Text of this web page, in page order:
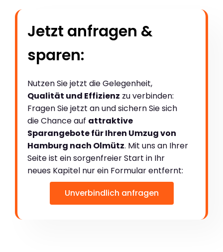
Jetzt anfragen &
sparen:
Nutzen Sie jetzt die Gelegenheit,
Qualität und Effizienz zu verbinden:
Fragen Sie jetzt an und sichern Sie sich
die Chance auf attraktive
Sparangebote für Ihren Umzug von
Hamburg nach Olmütz. Mit uns an Ihrer
Seite ist ein sorgenfreier Start in Ihr
neues Kapitel nur ein Formular entfernt:
Unverbindlich anfragen